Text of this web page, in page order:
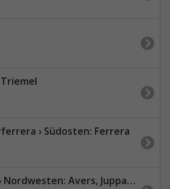
› Südosten: Ferrera
Avers, Juppa - Tscheischhorn